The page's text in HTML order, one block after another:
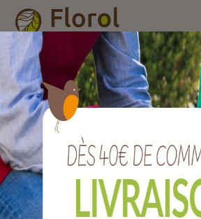
Accueil Nos produits /Engrais et
Insecticide
Insecticide fruits et
l'emploi solabiol